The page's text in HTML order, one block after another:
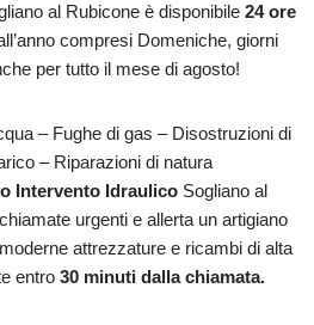
al Rubicone è disponibile 24 ore
compresi Domeniche, giorni
per tutto il mese di agosto!
– Fughe di gas – Disostruzioni di
– Riparazioni di natura
Intervento IdraulicoSogliano al
urgenti e allerta un artigiano
attrezzature e ricambi di alta
entro 30 minuti dalla chiamata.